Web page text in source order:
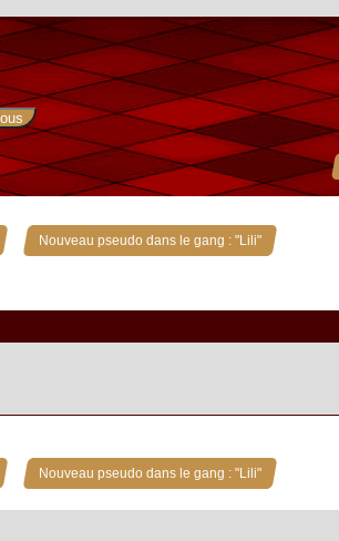
» Nouveau pseudo dans le gang : "Lili"
» Nouveau pseudo dans le gang : "Lili"